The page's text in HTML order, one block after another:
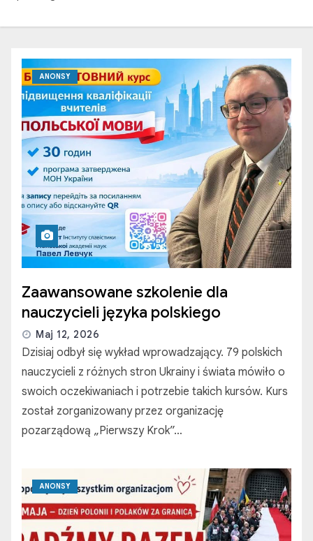
ANONSY
Zaawansowane szkolenie dla
nauczycieli języka polskiego
Maj 12, 2026
Dzisiaj odbył się wykład wprowadzający. 79 polskich
nauczycieli z różnych stron Ukrainy i świata mówiło o
swoich oczekiwaniach i potrzebie takich kursów. Kurs
został zorganizowany przez organizację
pozarządową „Pierwszy Krok”…
ANONSY